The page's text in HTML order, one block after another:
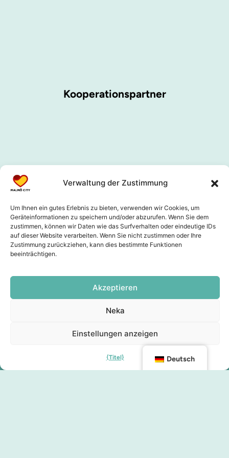
Verwaltung der Zustimmung
Um Ihnen ein gutes Erlebnis zu bieten, verwenden wir Cookies, um
Geräteinformationen zu speichern und/oder abzurufen. Wenn Sie dem
zustimmen, können wir Daten wie das Surfverhalten oder eindeutige IDs
auf dieser Website verarbeiten. Wenn Sie nicht zustimmen oder Ihre
Zustimmung zurückziehen, kann dies bestimmte Funktionen
beeinträchtigen.
Akzeptieren
Neka
Einstellungen anzeigen
{Titel}
Kooperationspartner
Deutsch